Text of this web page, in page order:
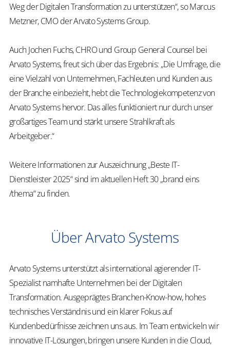
Weg der Digitalen Transformation zu unterstützen“, so Marcus
Metzner, CMO der Arvato Systems Group.
Auch Jochen Fuchs, CHRO und Group General Counsel bei
Arvato Systems, freut sich über das Ergebnis: „Die Umfrage, die
eine Vielzahl von Unternehmen, Fachleuten und Kunden aus
der Branche einbezieht, hebt die Technologiekompetenz von
Arvato Systems hervor. Das alles funktioniert nur durch unser
großartiges Team und stärkt unsere Strahlkraft als
Arbeitgeber.“
Weitere Informationen zur Auszeichnung „Beste IT-
Dienstleister 2025“ sind im aktuellen Heft 30 „brand eins
/thema“ zu finden.
Über Arvato Systems
Arvato Systems unterstützt als international agierender IT-
Spezialist namhafte Unternehmen bei der Digitalen
Transformation. Ausgeprägtes Branchen-Know-how, hohes
technisches Verständnis und ein klarer Fokus auf
Kundenbedürfnisse zeichnen uns aus. Im Team entwickeln wir
innovative IT-Lösungen, bringen unsere Kunden in die Cloud,